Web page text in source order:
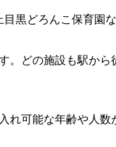
黒どろんこ保育園
どの施設も駅から
可能な年齢や人